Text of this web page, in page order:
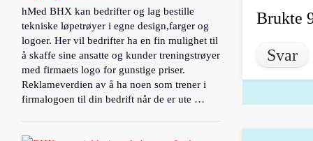
Brukte
Svar
hMed BHX kan bedrifter og lag bestille
tekniske løpetrøyer i egne design,farger og
logoer. Her vil bedrifter ha en fin mulighet til
å skaffe sine ansatte og kunder treningstrøyer
med firmaets logo for gunstige priser.
Reklameverdien av å ha noen som trener i
firmalogoen til din bedrift når de er ute …